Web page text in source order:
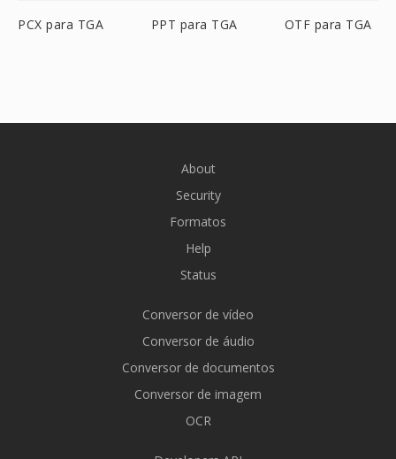
PCX para TGA PPT para TGA OTF para TGA
About
Security
Formatos
Help
Status
Conversor de vídeo
Conversor de áudio
Conversor de documentos
Conversor de imagem
OCR